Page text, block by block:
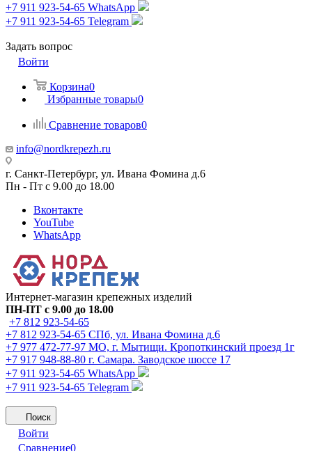
+7 911 923-54-65 WhatsApp
+7 911 923-54-65 Telegram
Задать вопрос
Войти
Корзина0
Избранные товары0
Сравнение товаров0
info@nordkrepezh.ru
г. Санкт-Петербург, ул. Ивана Фомина д.6
Пн - Пт с 9.00 до 18.00
Вконтакте
YouTube
WhatsApp
Интернет-магазин крепежных изделий
ПН-ПТ с 9.00 до 18.00
+7 812 923-54-65
+7 812 923-54-65 СПб, ул. Ивана Фомина д.6
+7 977 472-77-97 МО, г. Мытищи. Кропоткинский проезд 1г
+7 917 948-88-80 г. Самара. Заводское шоссе 17
+7 911 923-54-65 WhatsApp
+7 911 923-54-65 Telegram
Поиск
Войти
Сравнение0